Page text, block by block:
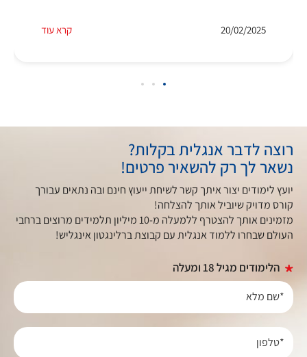
קרא עוד 20/02/2025
רוצה לדבר אנגלית בקלות?
נשאר לך רק להשאיר פרטים!
יועץ לימודים יצור איתך קשר לשיחת ייעוץ חינם ובה נתאים עבורך
קורס מדויק שיוביל אותך להצלחה!
מזמינים אותך להצטרף ללמעלה מ-10 מיליון תלמידים מרוצים ברחבי
העולם שבחרו ללמוד אנגלית עם קבוצת ברלינגטון אינגליש!
הלימודים מגיל 18 ומעלה
*שם מלא
*טלפון